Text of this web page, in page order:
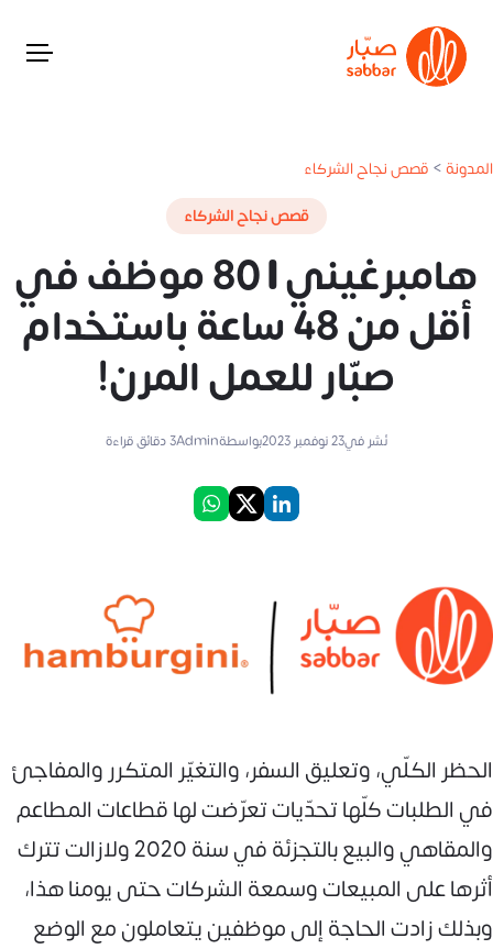
المدونة> قصص نجاح الشركاء
قصص نجاح الشركاء
هامبرغيني | 80 موظف في
أقل من 48 ساعة باستخدام
صبّار للعمل المرن!
نُشر في23 نوفمبر 2023 بواسطةAdmin
3دقائق قراءة
الحظر الكلّي، وتعليق السفر، والتغيّر المتكرر والمفاجئ
في الطلبات كلّها تحدّيات تعرّضت لها قطاعات المطاعم
والمقاهي والبيع بالتجزئة في سنة 2020 ولازالت تترك
أثرها على المبيعات وسمعة الشركات حتى يومنا هذا،
وبذلك زادت الحاجة إلى موظفين يتعاملون مع الوضع